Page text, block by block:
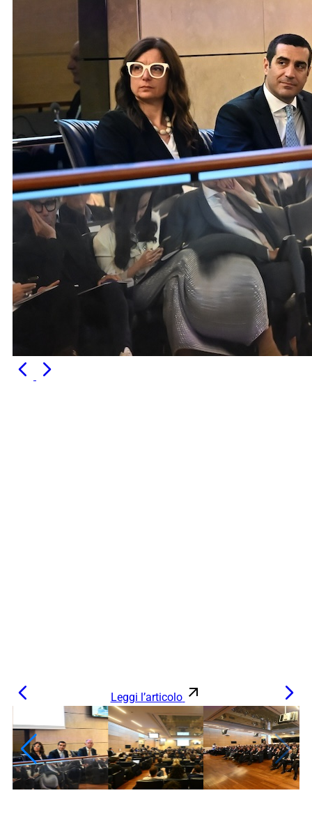
Leggi l’articolo